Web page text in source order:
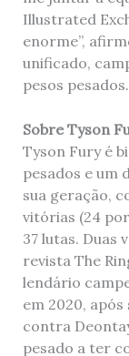
Illustrated
enorme”,
unificado,
pesos pesados.
Sobre Tyson
Tyson Fury é
pesados ​​e um
sua geração,
vitórias (24
37 lutas. Duas
revista The
lendário
em 2020,
contra
pesado a ter